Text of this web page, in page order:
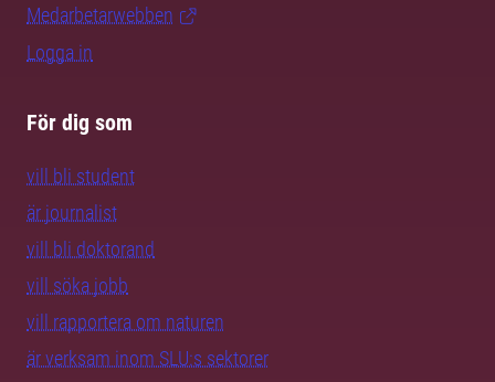
Medarbetarwebben
Logga in
För dig som
vill bli student
är journalist
vill bli doktorand
vill söka jobb
vill rapportera om naturen
är verksam inom SLU:s sektorer